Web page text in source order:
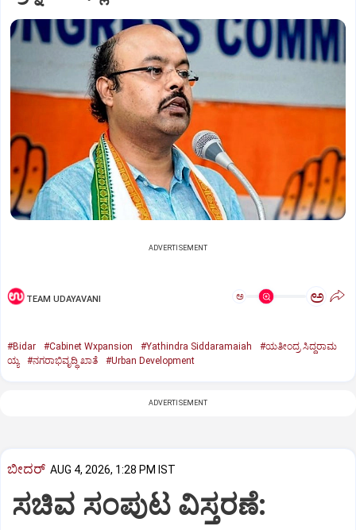
ADVERTISEMENT
TEAM UDAYAVANI ಅ ಅ
#Bidar #Cabinet Wxpansion #Yathindra Siddaramaiah
#ಯತೀಂದ್ರ ಸಿದ್ದರಾಮ
ಯ್ಯ
#ನಗರಾಭಿವೃದ್ಧಿ ಖಾತೆ #Urban Development
ADVERTISEMENT
ಬೀದರ್ AUG 4, 2026, 1:28 PM IST
ಸಚಿವ ಸಂಪುಟ ವಿಸ್ತರಣೆ: